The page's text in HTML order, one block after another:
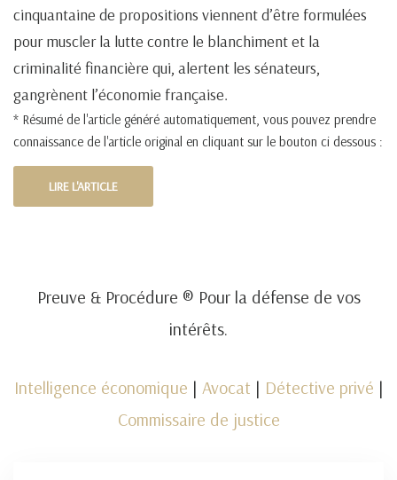
cinquantaine de propositions viennent d’être formulées
pour muscler la lutte contre le blanchiment et la
criminalité financière qui, alertent les sénateurs,
gangrènent l’économie française.
* Résumé de l'article généré automatiquement, vous pouvez prendre
connaissance de l'article original en cliquant sur le bouton ci dessous :
LIRE L'ARTICLE
Preuve & Procédure ® Pour la défense de vos
intérêts.
Intelligence économique | Avocat | Détective privé |
Commissaire de justice